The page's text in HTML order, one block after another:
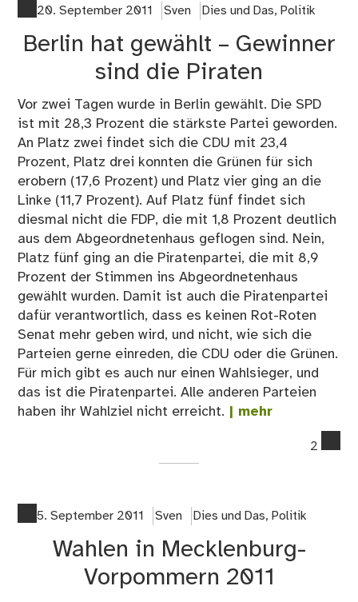
20. September 2011 Sven Dies und Das, Politik
Berlin hat gewählt – Gewinner
sind die Piraten
Vor zwei Tagen wurde in Berlin gewählt. Die SPD
ist mit 28,3 Prozent die stärkste Partei geworden.
An Platz zwei findet sich die CDU mit 23,4
Prozent, Platz drei konnten die Grünen für sich
erobern (17,6 Prozent) und Platz vier ging an die
Linke (11,7 Prozent). Auf Platz fünf findet sich
diesmal nicht die FDP, die mit 1,8 Prozent deutlich
aus dem Abgeordnetenhaus geflogen sind. Nein,
Platz fünf ging an die Piratenpartei, die mit 8,9
Prozent der Stimmen ins Abgeordnetenhaus
gewählt wurden. Damit ist auch die Piratenpartei
dafür verantwortlich, dass es keinen Rot-Roten
Senat mehr geben wird, und nicht, wie sich die
Parteien gerne einreden, die CDU oder die Grünen.
Für mich gibt es auch nur einen Wahlsieger, und
das ist die Piratenpartei. Alle anderen Parteien
haben ihr Wahlziel nicht erreicht. | mehr
2
5. September 2011 Sven Dies und Das, Politik
Wahlen in Mecklenburg-
Vorpommern 2011